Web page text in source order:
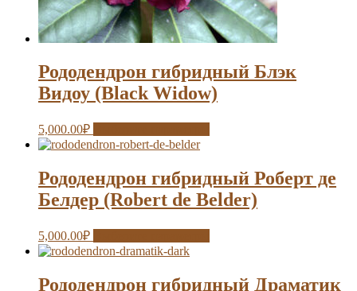
Рододендрон гибридный Блэк
Видоу (Black Widow)
5,000.00₽
Рододендрон гибридный Роберт де
Белдер (Robert de Belder)
5,000.00₽
Рододендрон гибридный Драматик